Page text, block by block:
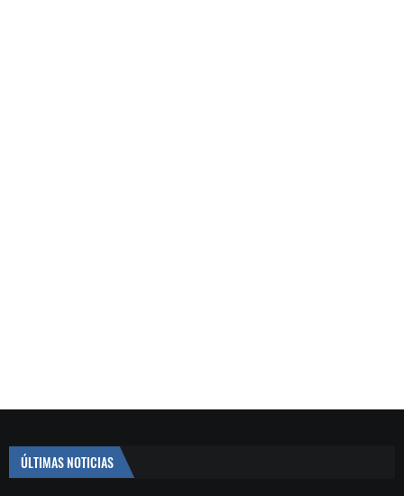
ÚLTIMAS NOTICIAS